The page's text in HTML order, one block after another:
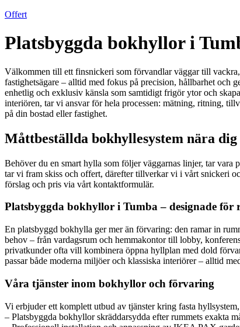
Offert
Platsbyggda bokhyllor i
Välkommen till ett finsnickeri som förvandlar väggar till
fastighetsägare – alltid med fokus på precision, hållbarhet och
enhetlig och exklusiv känsla som samtidigt frigör ytor och
interiören, tar vi ansvar för hela processen: mätning, ritning,
på din bostad eller fastighet.
Måttbeställda bokhyllesystem nära
Behöver du en smart hylla som följer väggarnas linjer, tar vara
tar vi fram skiss och offert, därefter tillverkar vi i vårt snickeri
förslag och pris via vårt kontaktformulär.
Platsbyggda bokhyllor i Tumba – designade för
En platsbyggd bokhylla ger mer än förvaring: den ramar in
behov – från vardagsrum och hemmakontor till lobby,
privatkunder ofta vill kombinera öppna hyllplan med dold
passar både moderna miljöer och klassiska interiörer – alltid
Våra tjänster inom bokhyllor och förvaring
Vi erbjuder ett komplett utbud av tjänster kring fasta
– Platsbyggda bokhyllor skräddarsydda efter rummets exakta